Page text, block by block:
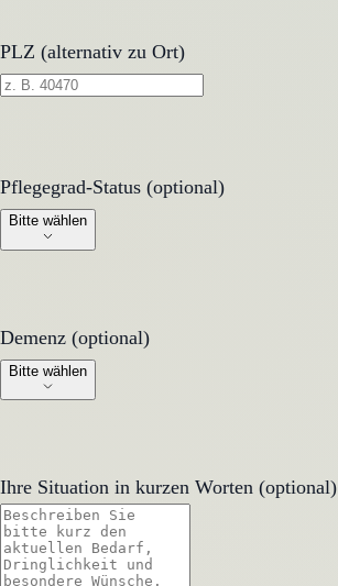
PLZ (alternativ zu Ort)
Pflegegrad-Status (optional)
Pflegegrad-Status (optional)
Bitte wählen
Demenz (optional)
Demenz (optional)
Bitte wählen
Ihre Situation in kurzen Worten (optional)